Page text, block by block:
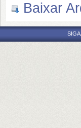
Baixar